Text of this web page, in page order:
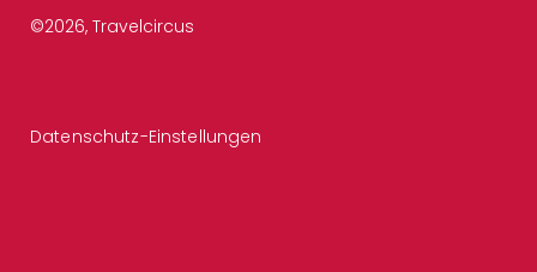
©2026, Travelcircus
Datenschutz-Einstellungen